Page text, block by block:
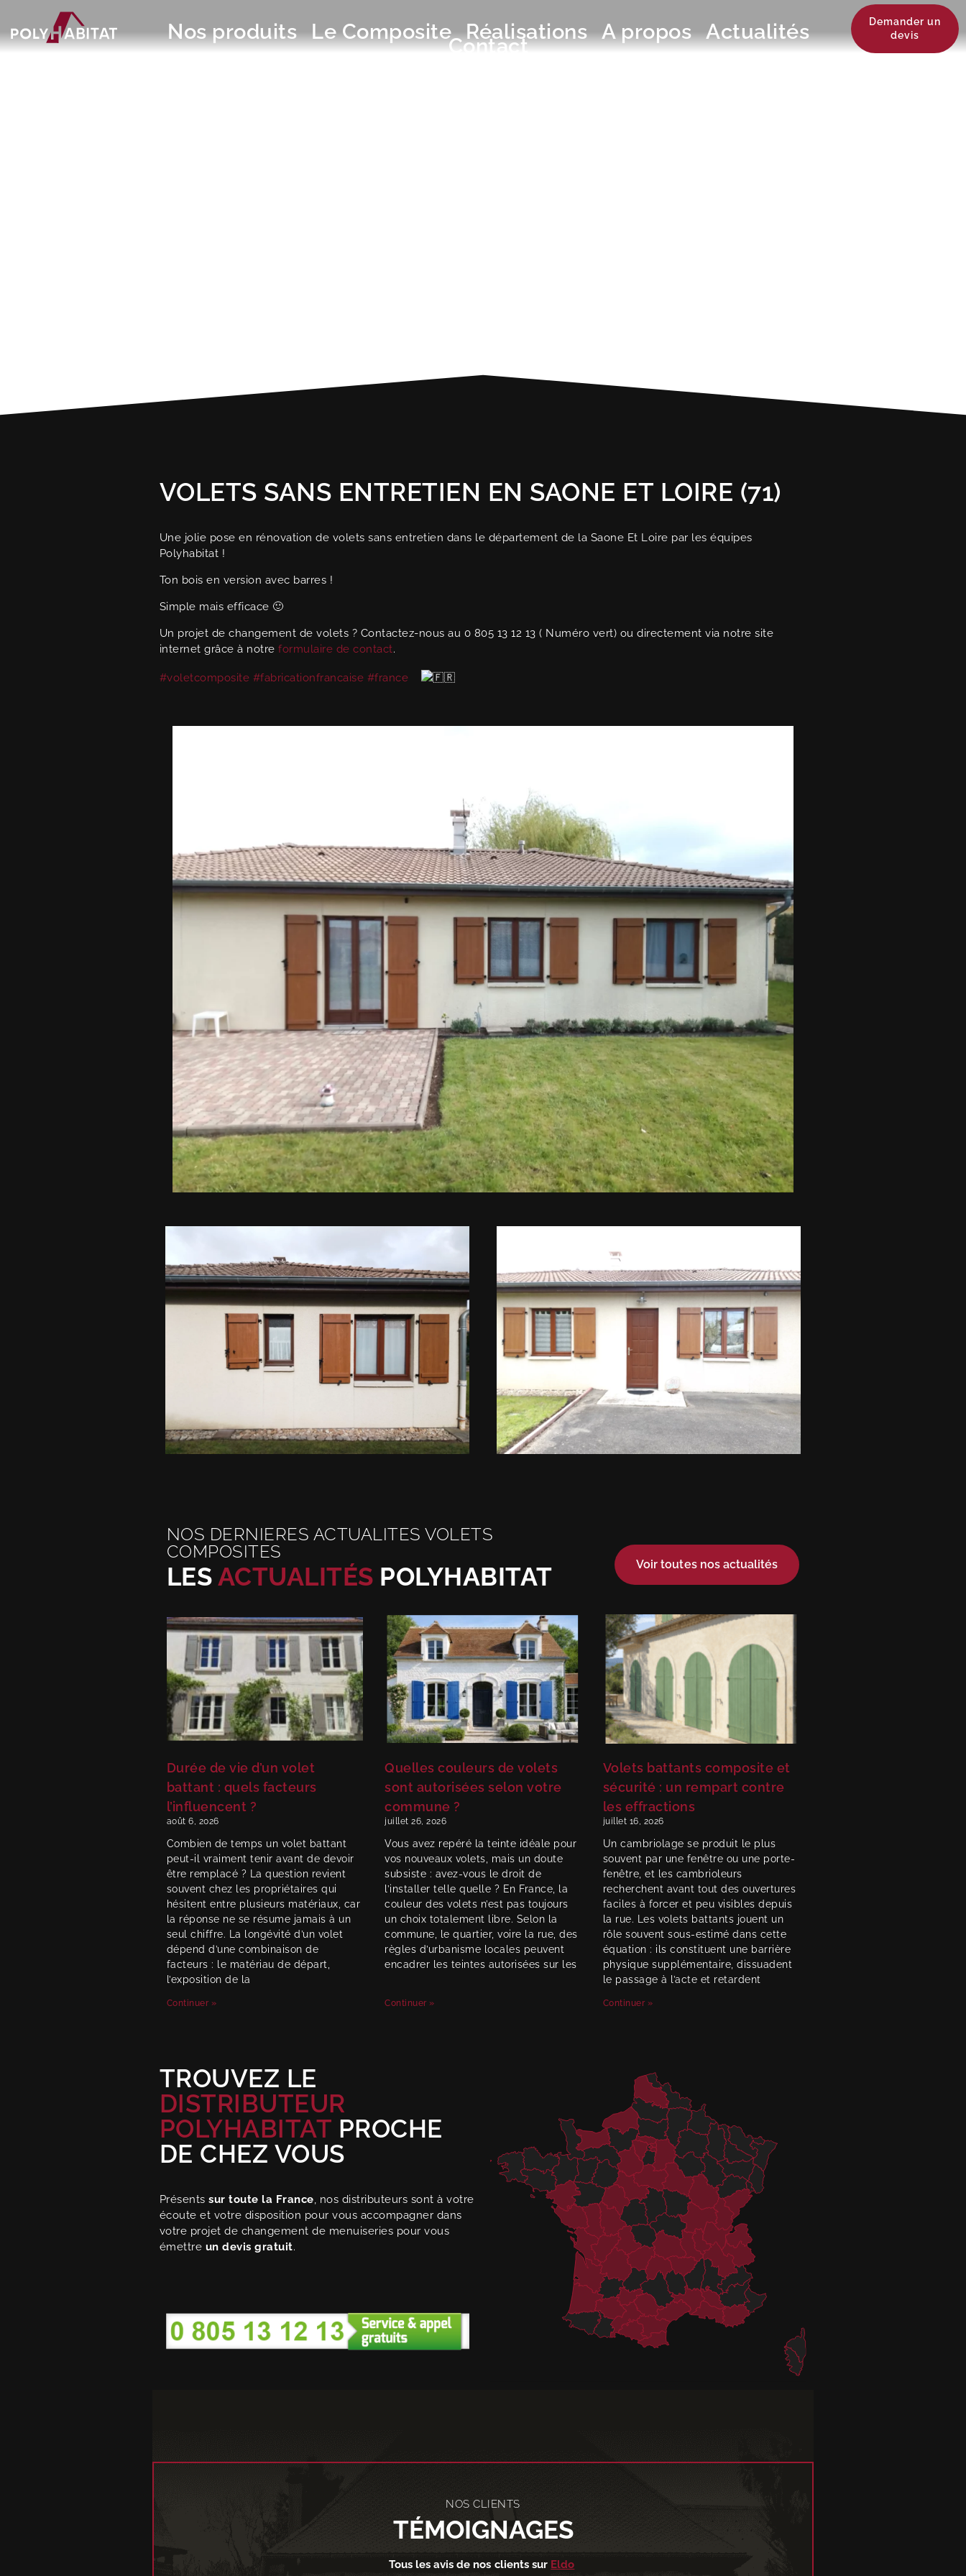
Nos produits Le Composite Réalisations A propos Actualités
Contact
Demander un
devis
VOLETS SANS ENTRETIEN EN SAONE ET LOIRE (71)
Une jolie pose en rénovation de volets sans entretien dans le département de la Saone Et Loire par les équipes
Polyhabitat !
Ton bois en version avec barres !
Simple mais efficace 🙂
Un projet de changement de volets ? Contactez-nous au 0 805 13 12 13 ( Numéro vert) ou directement via notre site
internet grâce à notreformulaire de contact.
#voletcomposite #fabricationfrancaise #france
NOS DERNIERES ACTUALITES VOLETS
COMPOSITES
LESACTUALITÉS POLYHABITAT Voir toutes nos actualités
Durée de vie d’un volet
battant : quels facteurs
l’influencent ?
août 6, 2026
Combien de temps un volet battant
peut-il vraiment tenir avant de devoir
être remplacé ? La question revient
souvent chez les propriétaires qui
hésitent entre plusieurs matériaux, car
la réponse ne se résume jamais à un
seul chiffre. La longévité d’un volet
dépend d’une combinaison de
facteurs : le matériau de départ,
l’exposition de la
Continuer »
Quelles couleurs de volets
sont autorisées selon votre
commune ?
juillet 26, 2026
Vous avez repéré la teinte idéale pour
vos nouveaux volets, mais un doute
subsiste : avez-vous le droit de
l’installer telle quelle ? En France, la
couleur des volets n’est pas toujours
un choix totalement libre. Selon la
commune, le quartier, voire la rue, des
règles d’urbanisme locales peuvent
encadrer les teintes autorisées sur les
Continuer »
Volets battants composite et
sécurité : un rempart contre
les effractions
juillet 16, 2026
Un cambriolage se produit le plus
souvent par une fenêtre ou une porte-
fenêtre, et les cambrioleurs
recherchent avant tout des ouvertures
faciles à forcer et peu visibles depuis
la rue. Les volets battants jouent un
rôle souvent sous-estimé dans cette
équation : ils constituent une barrière
physique supplémentaire, dissuadent
le passage à l’acte et retardent
Continuer »
TROUVEZ LE
DISTRIBUTEUR
POLYHABITAT PROCHE
DE CHEZ VOUS
Présentssur toute la France, nos distributeurs sont à votre
écoute et votre disposition pour vous accompagner dans
votre projet de changement de menuiseries pour vous
émettre un devis gratuit.
NOS CLIENTS
TÉMOIGNAGES
Tous les avis de nos clients sur Eldo